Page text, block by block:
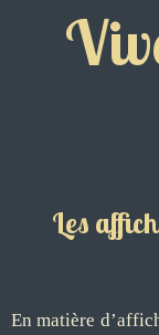
Passer
Les
En matière